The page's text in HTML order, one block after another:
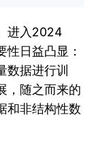
进入2024
日益凸显：
数据进行训
，随之而来的
和非结构性数